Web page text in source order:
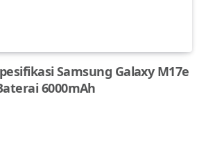
Samsung Galaxy M17e
6000mAh